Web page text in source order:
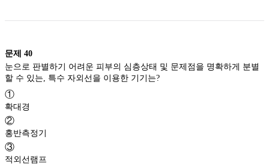
문제 40
눈으로 판별하기 어려운 피부의 심층상태 및 문제점을 명확하게 분별
①
확대경
②
홍반측정기
③
적외선램프